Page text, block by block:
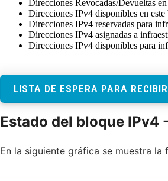
LISTA DE ESPERA PARA
Estado del bloque IPv4
En la siguiente gráfica se muestra